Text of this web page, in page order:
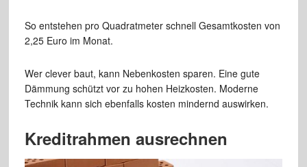
So entstehen pro Quadratmeter schnell Gesamtkosten von
2,25 Euro im Monat.
Wer clever baut, kann Nebenkosten sparen. Eine gute
Dämmung schützt vor zu hohen Heizkosten. Moderne
Technik kann sich ebenfalls kosten mindernd auswirken.
Kreditrahmen ausrechnen